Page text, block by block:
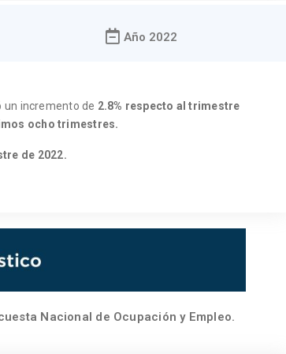
Año 2022
un incremento de 2.8% respecto al trimestre
ocho trimestres.
de 2022.
Nacional de Ocupación y Empleo.